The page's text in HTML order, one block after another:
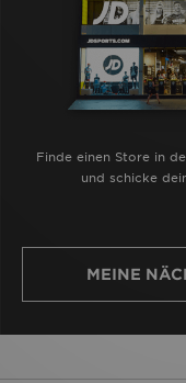
Finde einen Store in
und schicke
MEINE